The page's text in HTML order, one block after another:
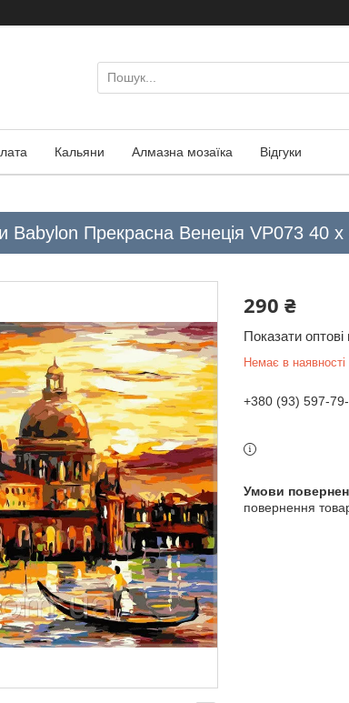
Кальяни Алмазна мозаїка Відгуки
Babylon Прекрасна Венеція VP073 40
290 ₴
Показати оптові
Немає в наявності
+380 (93) 597-
повернення